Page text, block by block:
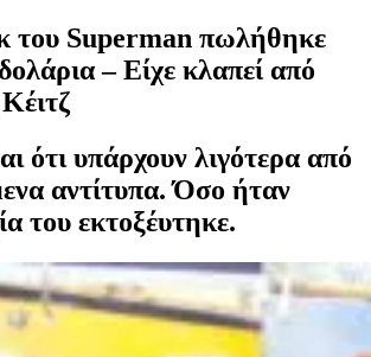
του Superman πωλήθηκε
– Είχε κλαπεί από
ότι υπάρχουν λιγότερα από
αντίτυπα. Όσο ήταν
του εκτοξέυτηκε.